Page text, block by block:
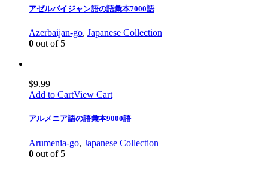
アゼルバイジャン語の語彙本7000語
Azerbaijan-go, Japanese Collection
0 out of 5
$9.99
Add to CartView Cart
アルメニア語の語彙本9000語
Arumenia-go, Japanese Collection
0 out of 5